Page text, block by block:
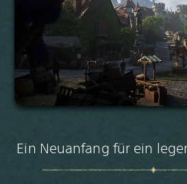
Ein Neuanfang für ein